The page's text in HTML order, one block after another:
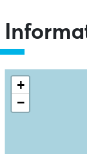
une progression
Réservation
D'avril à novembre.
+
−